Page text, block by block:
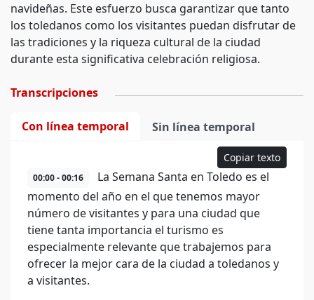
navideñas. Este esfuerzo busca garantizar que tanto
los toledanos como los visitantes puedan disfrutar de
las tradiciones y la riqueza cultural de la ciudad
durante esta significativa celebración religiosa.
Transcripciones
Con línea temporal Sin línea temporal
Copiar texto
00:00 - 00:16
La Semana Santa en Toledo es el
momento del año en el que tenemos mayor
número de visitantes y para una ciudad que
tiene tanta importancia el turismo es
especialmente relevante que trabajemos para
ofrecer la mejor cara de la ciudad a toledanos y
a visitantes.